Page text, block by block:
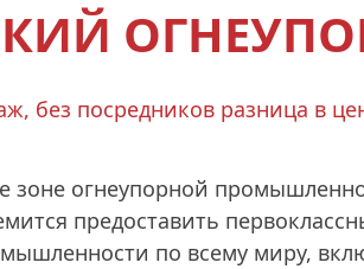
без посредников разница в
огнеупорной
предоставить
по всему миру,